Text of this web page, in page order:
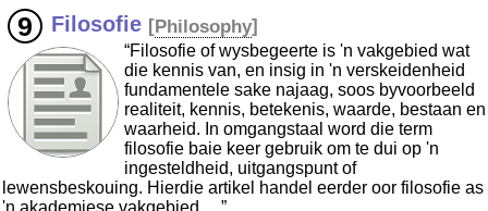
Filosofie [Philosophy]
“Filosofie of wysbegeerte is 'n vakgebied wat
die kennis van, en insig in 'n verskeidenheid
fundamentele sake najaag, soos byvoorbeeld
realiteit, kennis, betekenis, waarde, bestaan en
waarheid. In omgangstaal word die term
filosofie baie keer gebruik om te dui op 'n
ingesteldheid, uitgangspunt of
lewensbeskouing. Hierdie artikel handel eerder oor filosofie as